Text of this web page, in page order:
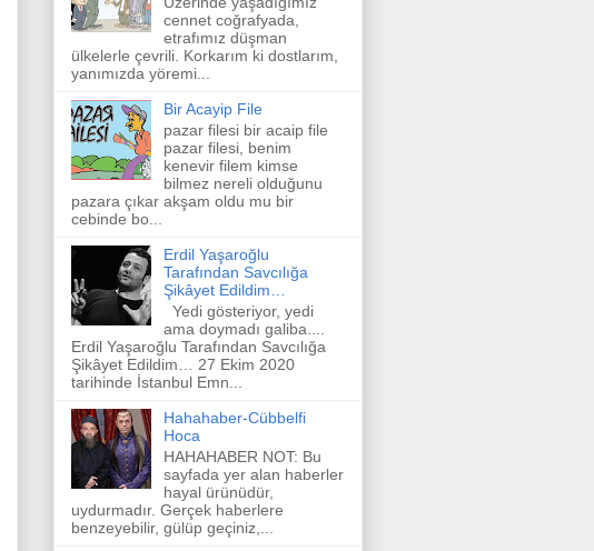
cennet coğrafyada,
etrafımız düşman
ülkelerle çevrili. Korkarım ki dostlarım,
yanımızda yöremi...
Bir Acayip File
pazar filesi bir acaip file
pazar filesi, benim
kenevir filem kimse
bilmez nereli olduğunu
pazara çıkar akşam oldu mu bir
cebinde bo...
Erdil Yaşaroğlu
Tarafından Savcılığa
Şikâyet Edildim…
Yedi gösteriyor, yedi
ama doymadı galiba....
Erdil Yaşaroğlu Tarafından Savcılığa
Şikâyet Edildim… 27 Ekim 2020
tarihinde İstanbul Emn...
Hahahaber-Cübbelfi
Hoca
HAHAHABER NOT: Bu
sayfada yer alan haberler
hayal ürünüdür,
uydurmadır. Gerçek haberlere
benzeyebilir, gülüp geçiniz,...